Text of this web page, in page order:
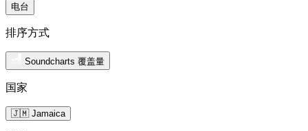
电台
排序方式
Soundcharts 覆盖量
国家
🇯🇲 Jamaica